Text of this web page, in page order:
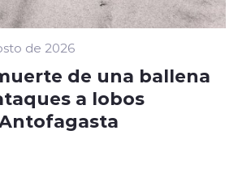
de 2026
de una ballena
a lobos